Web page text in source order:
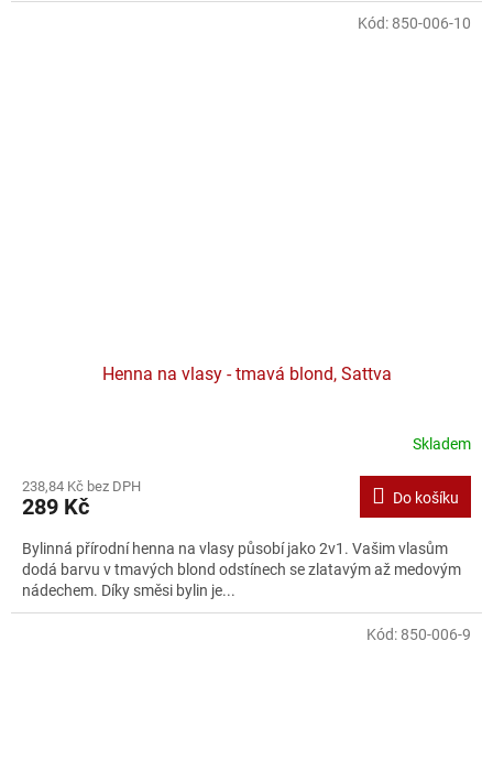
Henna na vlasy - tmavá blond, Sattva
Skladem
238,84 Kč bez DPH
289 Kč Do košíku
Bylinná přírodní henna na vlasy působí jako 2v1. Vašim vlasům
dodá barvu v tmavých blond odstínech se zlatavým až medovým
nádechem. Díky směsi bylin je...
Kód: 850-006-10
Kód: 850-006-9